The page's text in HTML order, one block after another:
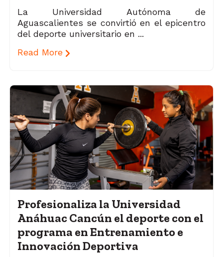
La Universidad Autónoma de
Aguascalientes se convirtió en el epicentro
del deporte universitario en ...
Read More
Profesionaliza la Universidad
Anáhuac Cancún el deporte con el
programa en Entrenamiento e
Innovación Deportiva